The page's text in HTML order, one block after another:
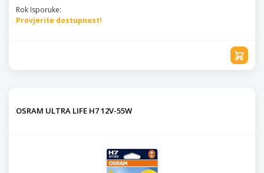
Rok Isporuke:
Provjerite dostupnost!
OSRAM ULTRA LIFE H7 12V-55W